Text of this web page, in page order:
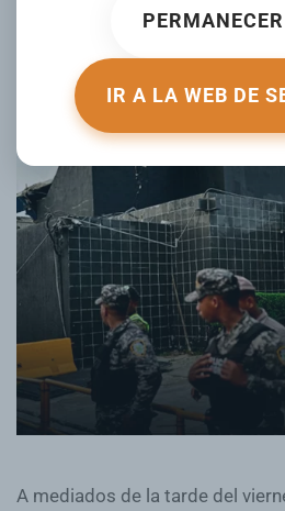
IR A LA WEB DE
hermanos
ESCRITO POR LISTINDIARIO.COM EL
PUBLICADO EN
NACIONALES
A mediados de la tarde del